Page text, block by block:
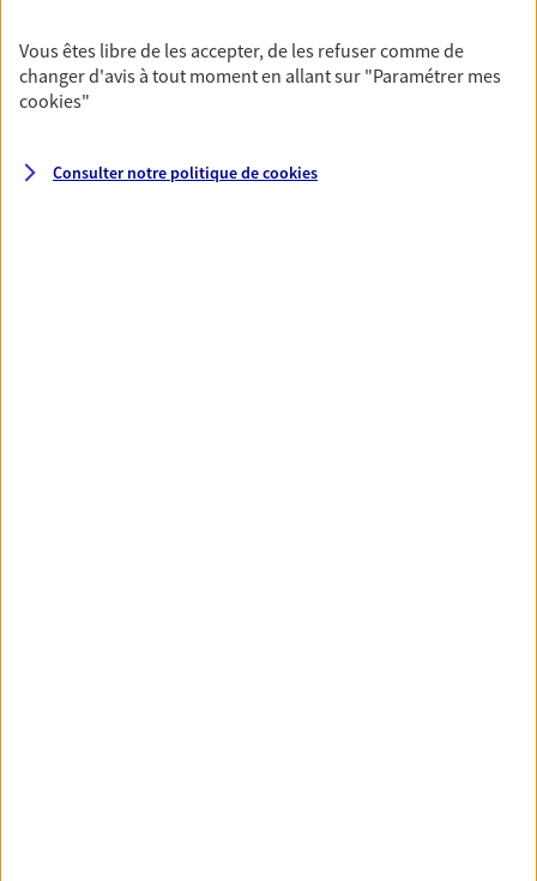
Multirisque Entreprise
Gagnez en simplicité et en sérénité avec votre
assurance multirisque entreprise. Un contrat
équipements et stocks… sans oublier votre
responsabilité civile.
Vous êtes libre de les accepter, de les refuser comme de
changer d'avis à tout moment en allant sur "Paramétrer mes
cookies"
Consulter notre politique decookies